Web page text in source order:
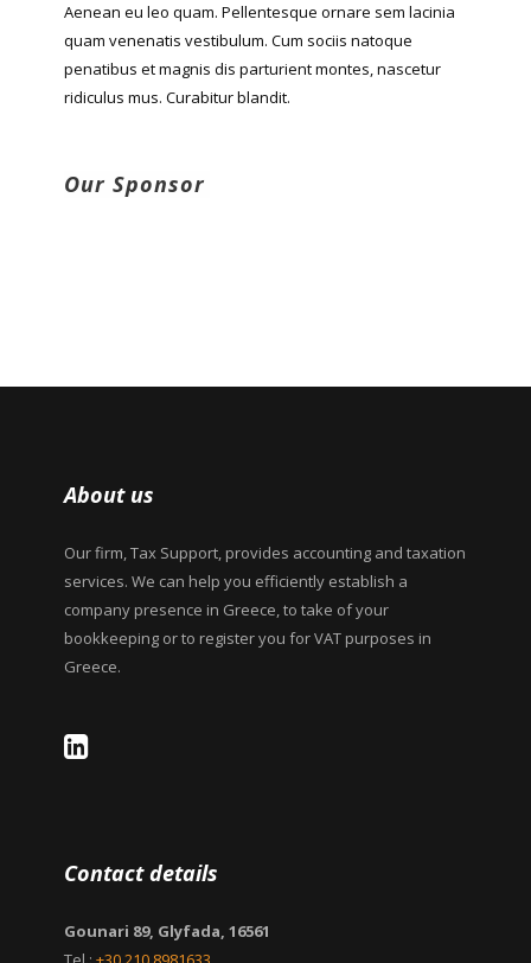
Aenean eu leo quam. Pellentesque ornare sem lacinia
quam venenatis vestibulum. Cum sociis natoque
penatibus et magnis dis parturient montes, nascetur
ridiculus mus. Curabitur blandit.
Our Sponsor
About us
Our firm, Tax Support, provides accounting and taxation
services. We can help you efficiently establish a
company presence in Greece, to take of your
bookkeeping or to register you for VAT purposes in
Greece.
Contact details
Gounari 89, Glyfada, 16561